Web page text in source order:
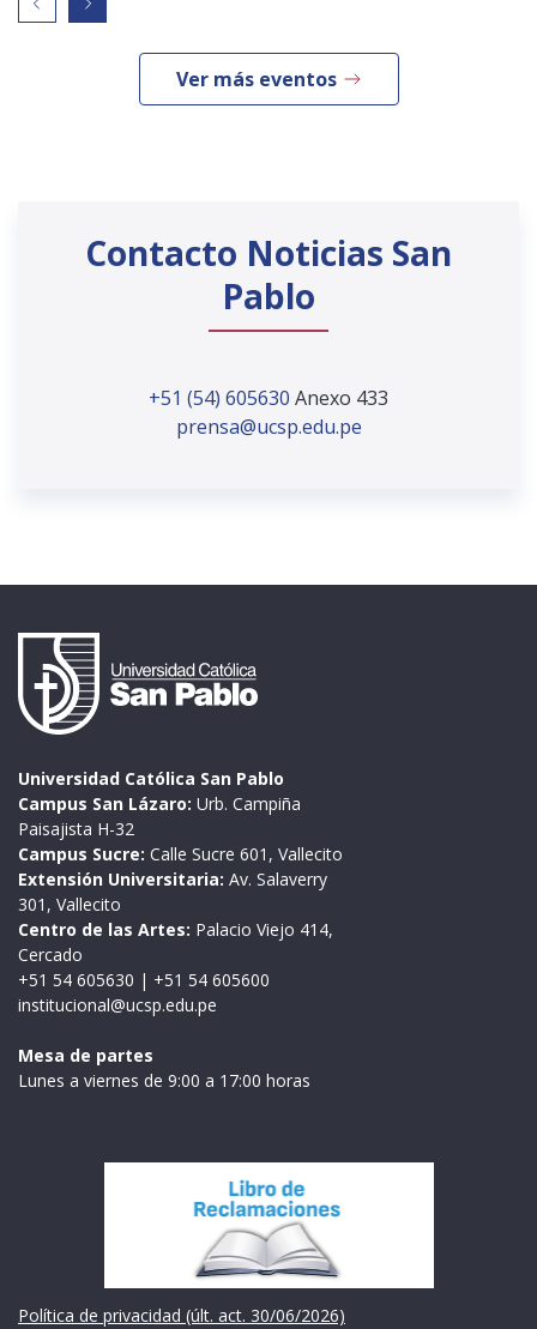
Ver más eventos
Contacto Noticias San
Pablo
+51 (54) 605630 Anexo 433
prensa@ucsp.edu.pe
Universidad Católica San Pablo
Campus San Lázaro: Urb. Campiña
Paisajista H-32
Campus Sucre: Calle Sucre 601, Vallecito
Extensión Universitaria: Av. Salaverry
301, Vallecito
Centro de las Artes: Palacio Viejo 414,
Cercado
+51 54 605630 | +51 54 605600
institucional@ucsp.edu.pe
Mesa de partes
Lunes a viernes de 9:00 a 17:00 horas
Política de privacidad (últ. act. 30/06/2026)